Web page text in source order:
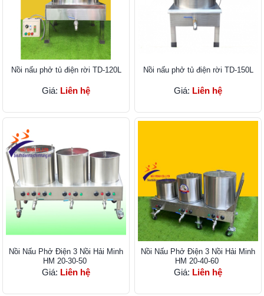
Nồi nấu phở tủ điện rời TD-120L
Giá: Liên hệ
Nồi nấu phở tủ điện rời TD-150L
Giá: Liên hệ
Nồi Nấu Phở Điện 3 Nồi Hải Minh
HM 20-30-50
Giá: Liên hệ
Nồi Nấu Phở Điện 3 Nồi Hải Minh
HM 20-40-60
Giá: Liên hệ